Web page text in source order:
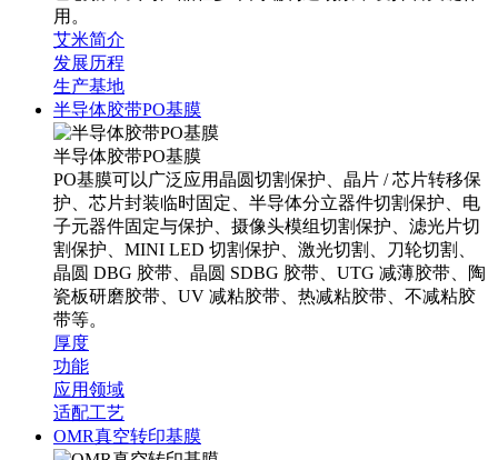
用。
艾米简介
发展历程
生产基地
半导体胶带PO基膜
半导体胶带PO基膜
PO基膜可以广泛应用晶圆切割保护、晶片 / 芯片转移保
护、芯片封装临时固定、半导体分立器件切割保护、电
子元器件固定与保护、摄像头模组切割保护、滤光片切
割保护、MINI LED 切割保护、激光切割、刀轮切割、
晶圆 DBG 胶带、晶圆 SDBG 胶带、UTG 减薄胶带、陶
瓷板研磨胶带、UV 减粘胶带、热减粘胶带、不减粘胶
带等。
厚度
功能
应用领域
适配工艺
OMR真空转印基膜